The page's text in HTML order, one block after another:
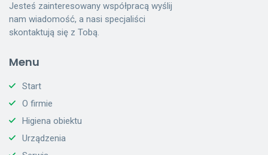
Jesteś zainteresowany współpracą wyślij
nam wiadomość, a nasi specjaliści
skontaktują się z Tobą.
Menu
Start
O firmie
Higiena obiektu
Urządzenia